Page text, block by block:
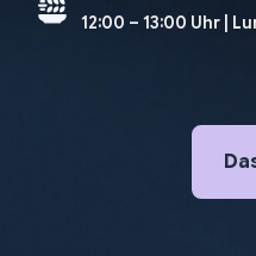
12:00 – 13:00 Uhr |